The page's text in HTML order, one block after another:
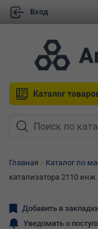
Вход
Каталог
Главная Каталог по
катализатора 2110
Добавить в
Уведомить о